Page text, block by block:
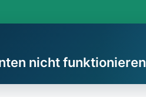
nicht funktionieren